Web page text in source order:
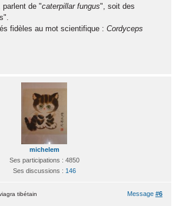
parlent de "caterpillar fungus", soit des
fidèles au mot scientifique : Cordyceps
michelem
Ses participations : 4850
Ses discussions : 146
Message #6
tibétain